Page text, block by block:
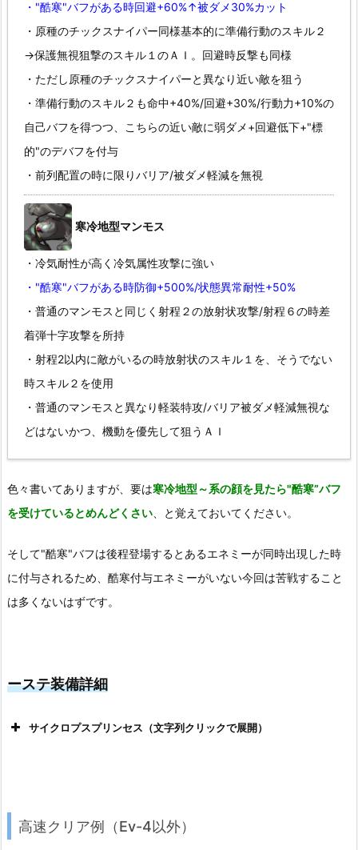
・"酷寒"バフがある時回避+60%↑被ダメ30%カット
・原種のチックスナイパー同様基本的に準備行動のスキル２
→保護無視狙撃のスキル１のＡＩ。回避時反撃も同様
・ただし原種のチックスナイパーと異なり近い敵を狙う
・準備行動のスキル２も命中+40%/回避+30%/行動力+10%の
自己バフを得つつ、こちらの近い敵に弱ダメ+回避低下+"標
的"のデバフを付与
・前列配置の時に限りバリア/被ダメ軽減を無視
寒冷地型マンモス
・冷気耐性が高く冷気属性攻撃に強い
・"酷寒"バフがある時防御+500%/状態異常耐性+50%
・普通のマンモスと同じく射程２の放射状攻撃/射程６の時差
着弾十字攻撃を所持
・射程2以内に敵がいるの時放射状のスキル１を、そうでない
時スキル２を使用
・普通のマンモスと異なり軽装特攻/バリア被ダメ軽減無視な
どはないかつ、機動を優先して狙うＡＩ
色々書いてありますが、要は寒冷地型～系の顔を見たら"酷寒”バフ
を受けているとめんどくさい 、と覚えておいてください。
そして"酷寒"バフは後程登場するとあるエネミーが同時出現した時
に付与されるため、酷寒付与エネミーがいない今回は苦戦すること
は多くないはずです。
ーステ装備詳細
サイクロプスプリンセス（文字列クリックで展開）
高速クリア例（Ev-4以外）